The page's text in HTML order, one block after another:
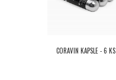
CORAVIN KAPSLE - 6 KS